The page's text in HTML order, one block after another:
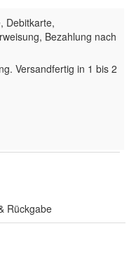
Debitkarte,
Bezahlung nach
Versandfertig in 1 bis 2
Rückgabe